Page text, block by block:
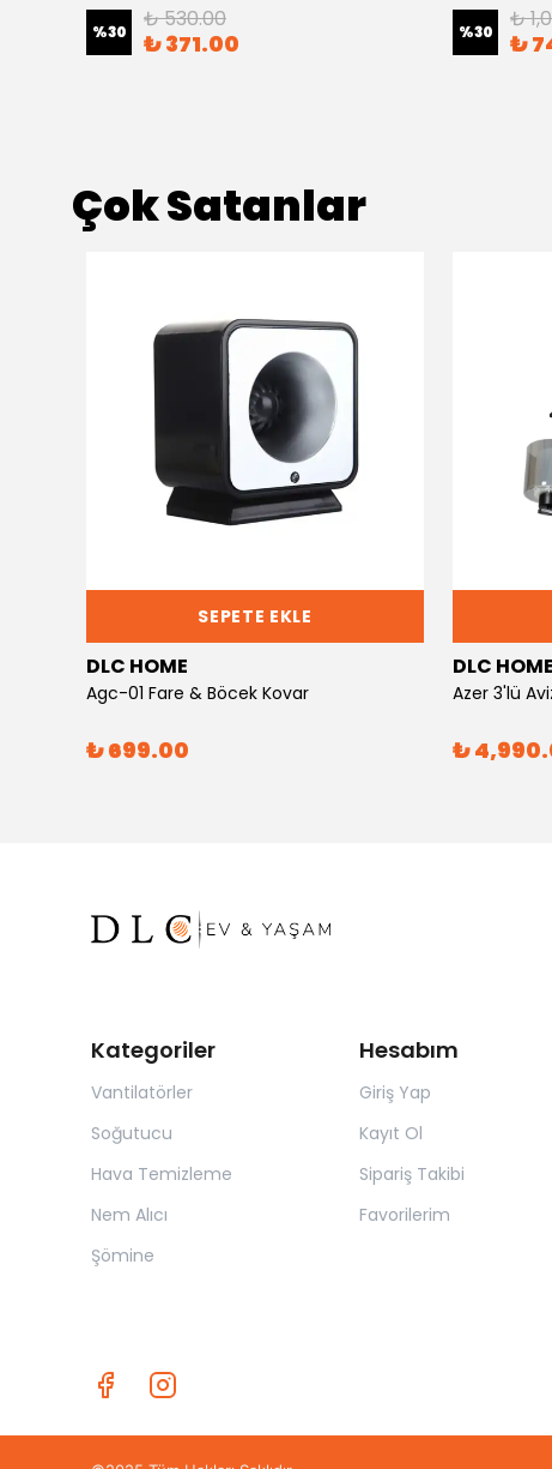
%30 ₺ 530.00
₺ 371.00 %30 ₺
₺
Çok Satanlar
SEPETE EKLE
DLC HOME
Agc-01 Fare & Böcek Kovar
₺ 699.00
DLC HOME
Azer 3'lü
₺
Kategoriler
Vantilatörler
Soğutucu
Hava Temizleme
Nem Alıcı
Şömine
Hesabım
Giriş Yap
Kayıt Ol
Sipariş Takibi
Favorilerim